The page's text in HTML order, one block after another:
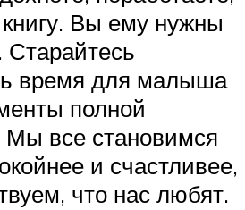
Вы ему нужны
Старайтесь
время для малыша
полной
Мы все становимся
и счастливее,
что нас любят.